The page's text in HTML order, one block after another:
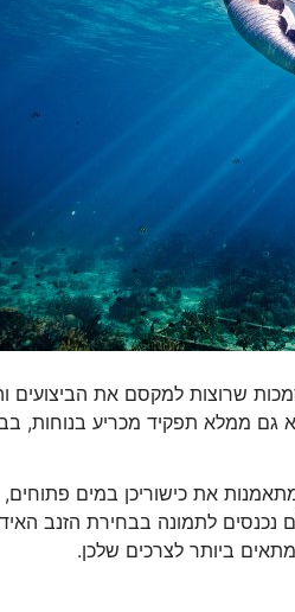
שרוצות למקסם את הביצועים
ממלא תפקיד מכריע בנוחות,
את כישוריכן במים
לתמונה בבחירת הזנב
ביותר לצרכים שלכן.